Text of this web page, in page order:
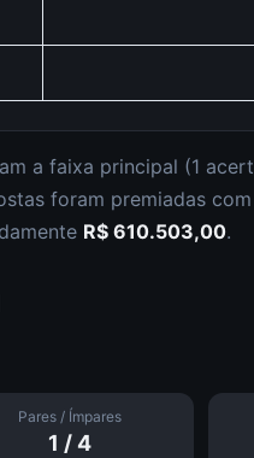
a faixa principal (1
foram premiadas com
R$ 610.503,00.
Pares / Ímpares
1 /4